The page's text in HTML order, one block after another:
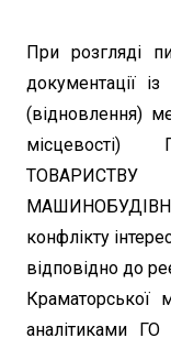
При розгляді
документації
(відновлення)
конфлікту
відповідно до
Краматорської
аналітиками